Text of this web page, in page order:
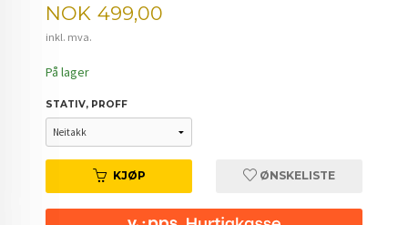
Pris
NOK 499,00
inkl. mva.
På lager
STATIV, PROFF
KJØP ØNSKELISTE